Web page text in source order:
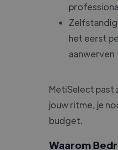
het eerst
aanwerven
MetiSelect past
jouw ritme, je
budget.
Waarom